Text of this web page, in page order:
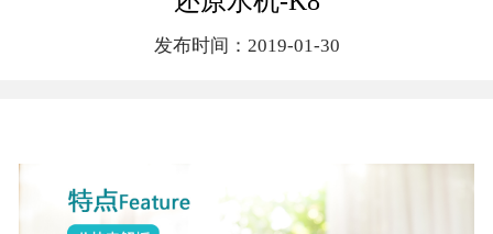
发布时间：2019-01-30